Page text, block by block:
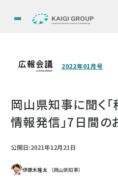
2022年01月号
岡山県知事に聞く
情報発信」7日間の
公開日:2021年12月21日
伊原木隆太 （岡山県知事）